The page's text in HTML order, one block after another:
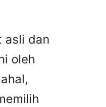
asli dan
oleh